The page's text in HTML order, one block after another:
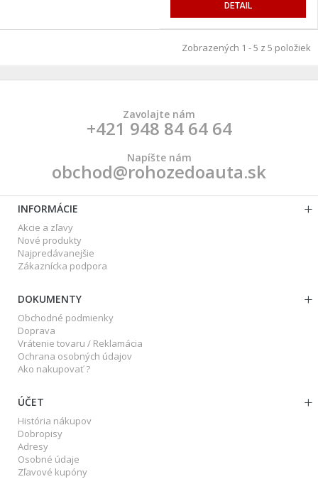
DETAIL
Zobrazených 1 - 5 z 5 položiek
Zavolajte nám
+421 948 84 64 64
Napíšte nám
obchod@rohozedoauta.sk
INFORMÁCIE
Akcie a zľavy
Nové produkty
Najpredávanejšie
Zákaznícka podpora
DOKUMENTY
Obchodné podmienky
Doprava
Vrátenie tovaru / Reklamácia
Ochrana osobných údajov
Ako nakupovať ?
ÚČET
História nákupov
Dobropisy
Adresy
Osobné údaje
Zľavové kupóny